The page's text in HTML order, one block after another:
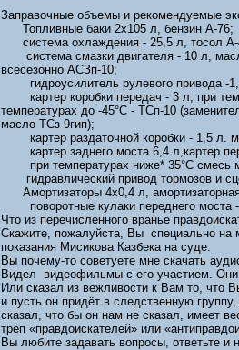
Заправочные объемы и рекомендуемые
Топливные баки 2х105 л, бензин А-76;
система охлаждения - 25,5 л, тосол А-
система смазки двигателя - 10 л,
всесезонно АСЗп-10;
гидроусилитель рулевого привода -
картер коробки передач - 3 л, при
температурах до -45°С - ТСп-10
масло ТСз-9гип);
картер раздаточной коробки - 1,5 л.
картер заднего моста 6,4 л,картер
при температурах ниже* 35°С смесь
гидравлический привод тормозов и
Амортизаторы 4х0,4 л,
поворотные кулаки переднего моста -
Что из перечисленного вранье
Скажите, пожалуйста, Вы специально на
показания Мисикова Казбека на суде.
Вы почему-то советуете мне скачать
Видел видеофильмы с его участием. Они
Или сказал из вежливости к Вам то, что
и пусть он придёт в следственную
сказал, что бы он нам не сказал, имеет
трёп «правдоискателей» или
Вы любите задавать вопросы, ответьте и